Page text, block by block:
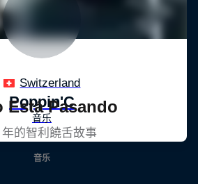
Está Pasando
年的智利饒舌故事
音乐